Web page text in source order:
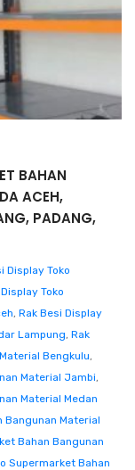
BAHAN
ACEH,
PADANG,
Display Toko
Toko
, Rak Besi Display
Lampung, Rak
Bengkulu,
Material Jambi,
Material Medan
Bangunan Material
Bahan Bangunan
Supermarket Bahan